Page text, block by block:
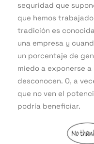
seguridad que
que hemos
tradición es
una empresa y
un porcentaje de
miedo a exponerse
desconocen. O, a
que no ven el
podría beneficiar.